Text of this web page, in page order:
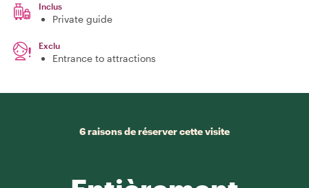
Inclus
Private guide
Exclu
Entrance to attractions
6 raisons de réserver cette visite